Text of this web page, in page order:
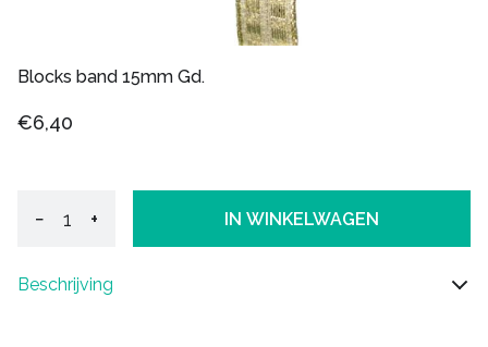
Blocks band 15mm Gd.
€6,40
− + IN WINKELWAGEN
Beschrijving